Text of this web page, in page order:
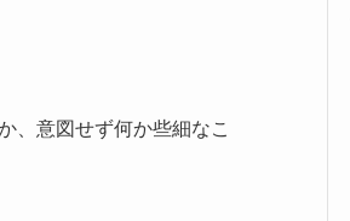
、意図せず何か些細なこ